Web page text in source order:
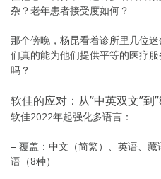
杂？老年患者接受度如何？
那个傍晚，杨昆看着诊所里几位
们真的能为他们提供平等的医疗
吗？
软佳的应对：从”中英双文”到
软佳2022年起强化多语言：
– 覆盖：中文（简繁）、英语、
语（8种）